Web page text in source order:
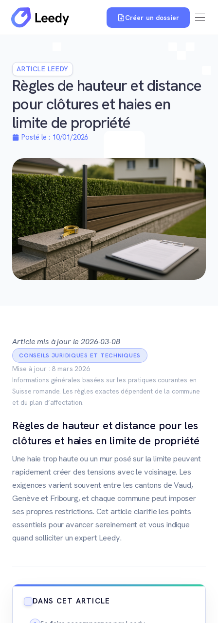
Créer un dossier
ARTICLE LEEDY
Règles de hauteur et distance
pour clôtures et haies en
limite de propriété
Posté le : 10/01/2026
Article mis à jour le 2026-03-08
CONSEILS JURIDIQUES ET TECHNIQUES
Mise à jour : 8 mars 2026
Informations générales basées sur les pratiques courantes en
Suisse romande. Les règles exactes dépendent de la commune
et du plan d’affectation.
Règles de hauteur et distance pour les
clôtures et haies en limite de propriété
Une haie trop haute ou un mur posé sur la limite peuvent
rapidement créer des tensions avec le voisinage. Les
exigences varient souvent entre les cantons de Vaud,
Genève et Fribourg, et chaque commune peut imposer
ses propres restrictions. Cet article clarifie les points
essentiels pour avancer sereinement et vous indique
quand solliciter un expert Leedy.
DANS CET ARTICLE